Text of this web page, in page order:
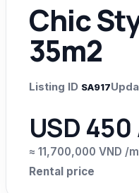
Chic
35m2
Listing ID SA917
USD
≈ 11,700,000 VND /
Rental price